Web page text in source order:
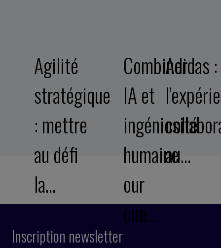
Agilité
stratégique
: mettre
au défi
la…
Combiner
IA et
ingéniosité
humaine
our
une…
Adidas :
au…
Inscription newsletter